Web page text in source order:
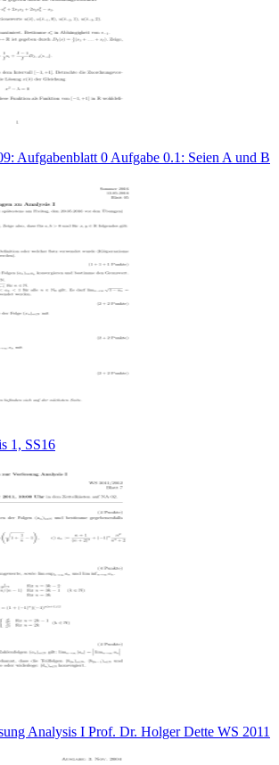
Aufgabenblatt 0 Aufgabe 0.1: Seien A und B
1, SS16
Analysis I Prof. Dr. Holger Dette WS 2011